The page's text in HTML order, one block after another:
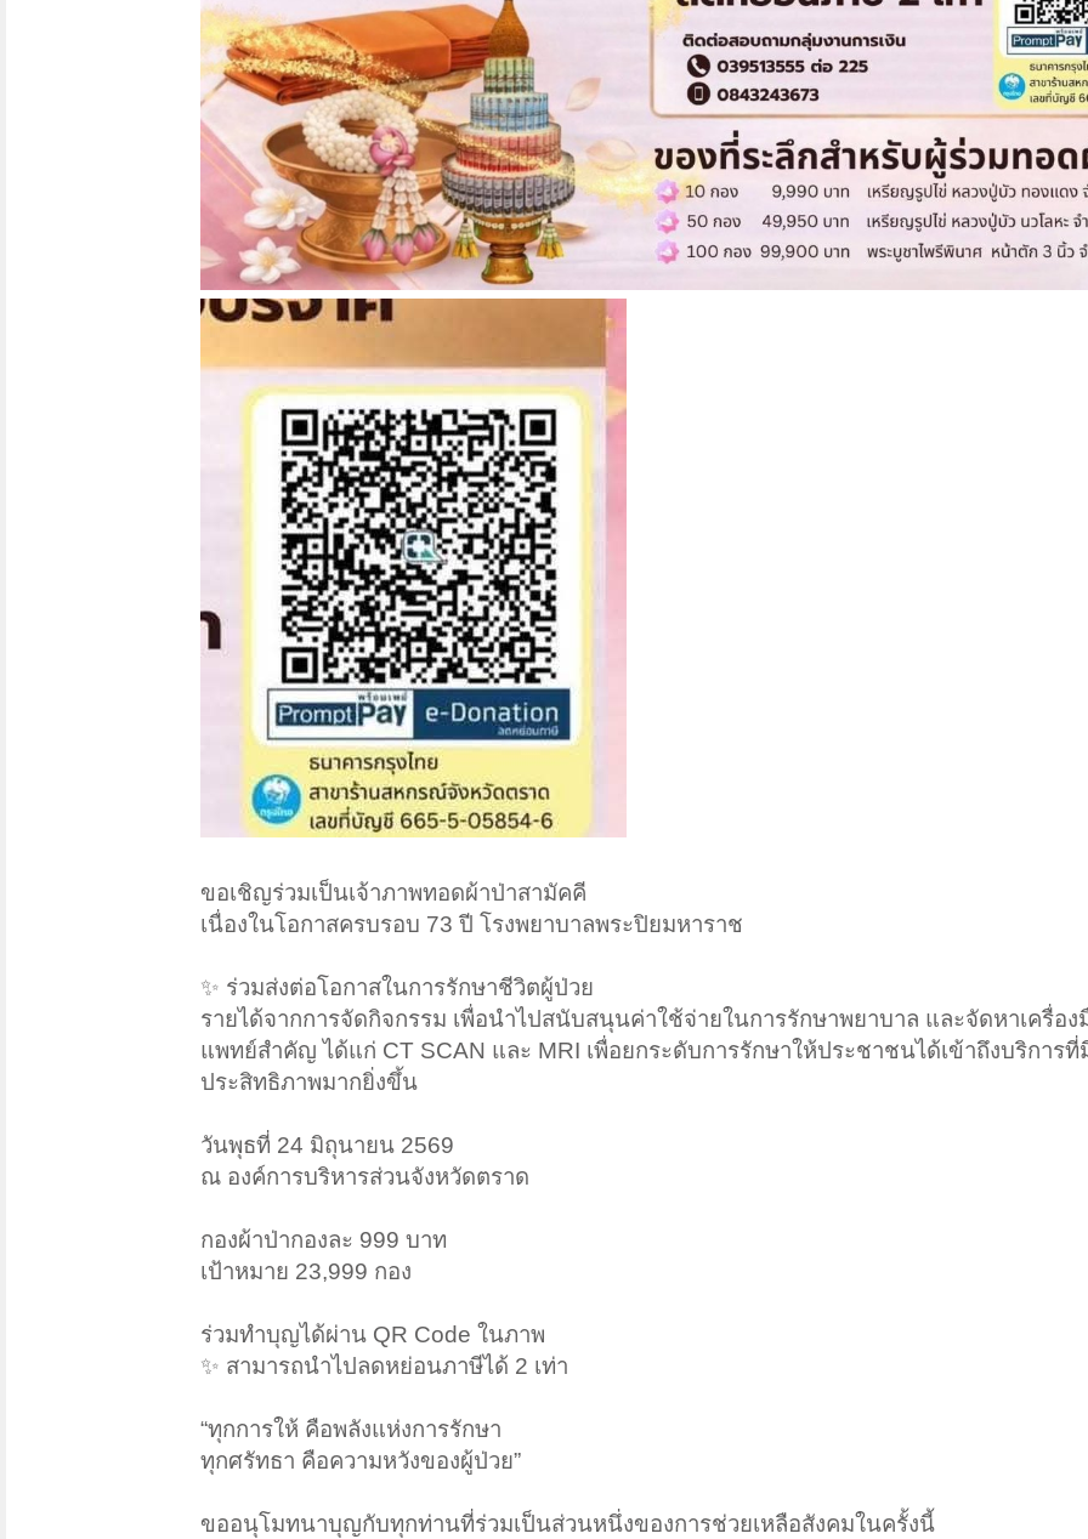
ขอเชิญร่วมเป็นเจ้าภาพทอดผ้าป่าสามัคคี
เนื่องในโอกาสครบรอบ 73 ปี โรงพยาบาลพระปิยมหาราช
✨ ร่วมส่งต่อโอกาสในการรักษาชีวิตผู้ป่วย
รายได้จากการจัดกิจกรรม เพื่อนำไปสนับสนุนค่าใช้จ่ายในการรักษาพยาบาล และจัดหาเครื่อง
แพทย์สำคัญ ได้แก่ CT SCAN และ MRI เพื่อยกระดับการรักษาให้ประชาชนได้เข้าถึงบริการที่
ประสิทธิภาพมากยิ่งขึ้น
วันพุธที่ 24 มิถุนายน 2569
ณ องค์การบริหารส่วนจังหวัดตราด
กองผ้าป่ากองละ 999 บาท
เป้าหมาย 23,999 กอง
ร่วมทำบุญได้ผ่าน QR Code ในภาพ
✨ สามารถนำไปลดหย่อนภาษีได้ 2 เท่า
“ทุกการให้ คือพลังแห่งการรักษา
ทุกศรัทธา คือความหวังของผู้ป่วย”
ขออนุโมทนาบุญกับทุกท่านที่ร่วมเป็นส่วนหนึ่งของการช่วยเหลือสังคมในครั้งนี้